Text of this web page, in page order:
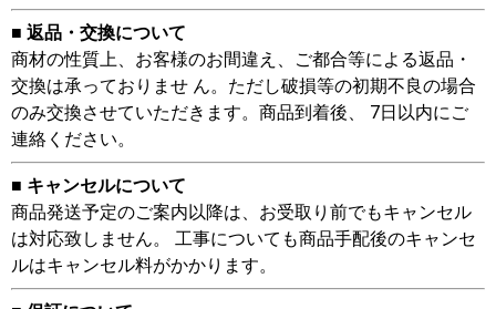
■ 返品・交換について
商材の性質上、お客様のお間違え、ご都合等による返品・
交換は承っておりませ ん。ただし破損等の初期不良の場合
のみ交換させていただきます。商品到着後、 7日以内にご
連絡ください。
■ キャンセルについて
商品発送予定のご案内以降は、お受取り前でもキャンセル
は対応致しません。 工事についても商品手配後のキャンセ
ルはキャンセル料がかかります。